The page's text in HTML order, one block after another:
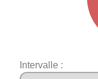
Intervalle :